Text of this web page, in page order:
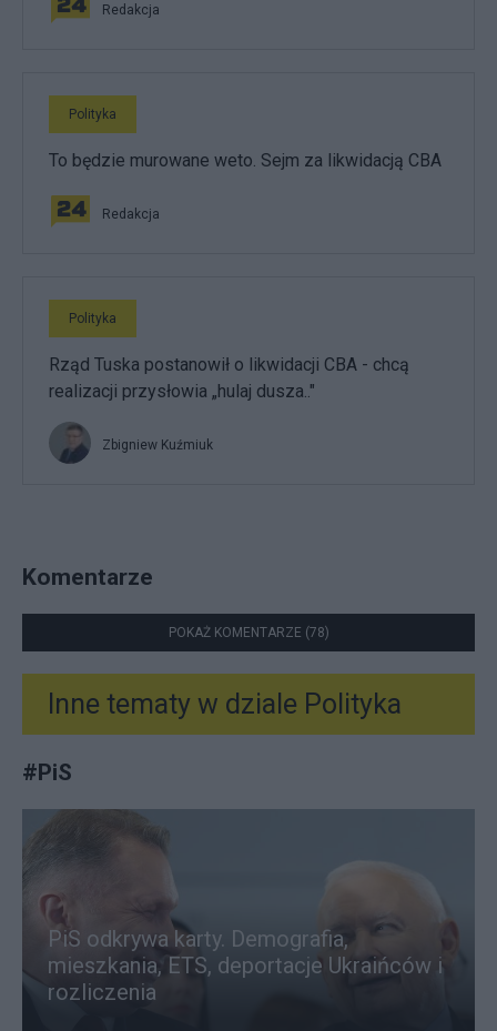
Redakcja
Polityka
To będzie murowane weto. Sejm za likwidacją CBA
Redakcja
Polityka
Rząd Tuska postanowił o likwidacji CBA - chcą
realizacji przysłowia „hulaj dusza.."
Zbigniew Kuźmiuk
Komentarze
POKAŻ KOMENTARZE (78)
Inne tematy w dziale Polityka
#PiS
PiS odkrywa karty. Demografia,
mieszkania, ETS, deportacje Ukraińców i
rozliczenia